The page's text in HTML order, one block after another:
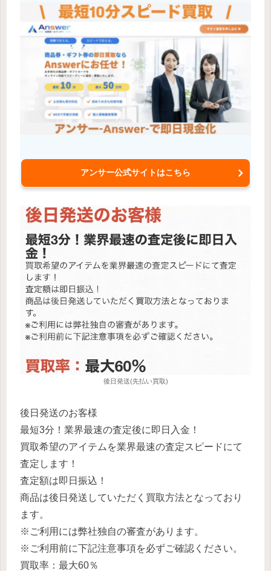
アンサー公式サイトはこちら
後日発送(先払い買取)
後日発送のお客様
最短3分！業界最速の査定後に即日入金！
買取希望のアイテムを業界最速の査定スピードにて
査定します！
査定額は即日振込！
商品は後日発送していただく買取方法となっており
ます。
※ご利用には弊社独自の審査があります。
※ご利用前に下記注意事項を必ずご確認ください。
買取率：最大60％